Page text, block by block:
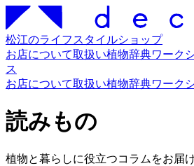
松江のライフスタイルショップ
お店について取扱い植物辞典ワーク
ス
お店について取扱い植物辞典ワーク
読みもの
植物と暮らしに役立つコラムをお届